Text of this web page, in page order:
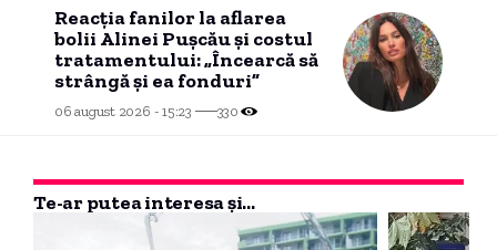
Reacția fanilor la aflarea
bolii Alinei Pușcău și costul
tratamentului: „Încearcă să
strângă și ea fonduri”
06 august 2026 - 15:23 330
Te-ar putea interesa și...